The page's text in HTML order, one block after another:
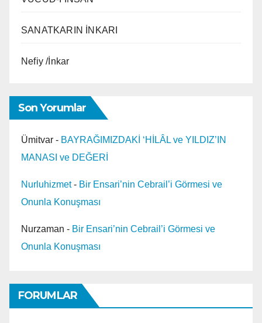
SANATKARIN İNKARI
Nefiy /İnkar
Son Yorumlar
Ümitvar - BAYRAĞIMIZDAKİ ‘HİLÂL ve YILDIZ’IN
MANASI ve DEĞERİ
Nurluhizmet- Bir Ensari’nin Cebrail’i Görmesi ve
Onunla Konuşması
Nurzaman - Bir Ensari’nin Cebrail’i Görmesi ve
Onunla Konuşması
FORUMLAR